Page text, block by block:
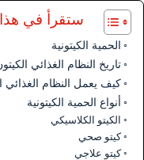
ستقرأ في
الحمية الكيتونية
تاريخ النظام الغذائي
كيف يعمل النظام الغذائي
أنواع الحمية الكيتونية
الكيتو الكلاسيكي
كيتو صحي
كيتو علاجي